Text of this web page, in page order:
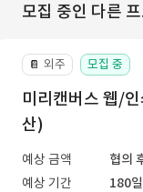
모집 중인 다른
📔 외주 모집 중
미리캔버스 웹/
산)
예상 금액
협의
예상 기간
180일